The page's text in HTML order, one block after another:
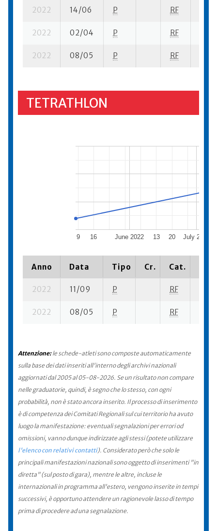
2022 14/06 P RF
2022 02/04 P RF
2022 08/05 P RF
TETRATHLON
June 2022 July 2022
9 16 13 20
Anno Data Tipo Cr. Cat.
2022 11/09 P RF
2022 08/05 P RF
Attenzione:le schede-atleti sono composte automaticamente
sulla base dei dati inseriti all'interno degli archivi nazionali
aggiornati dal 2005 al 05-08-2026. Se un risultato non compare
nelle graduatorie, quindi, è segno che lo stesso, con ogni
probabilità, non è stato ancora inserito. Il processo di inserimento
è di competenza dei Comitati Regionali sul cui territorio ha avuto
luogo la manifestazione: eventuali segnalazioni per errori od
omissioni, vanno dunque indirizzate agli stessi (potete utilizzare
l'elenco con relativi contatti). Considerato però che solo le
principali manifestazioni nazionali sono oggetto di inserimenti "in
diretta" (sul posto di gara), mentre le altre, incluse le
internazionali in programma all'estero, vengono inserite in tempi
successivi, è opportuno attendere un ragionevole lasso di tempo
prima di procedere ad una segnalazione.